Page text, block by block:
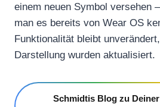
einem neuen Symbol versehen
man es bereits von Wear OS
Funktionalität bleibt
Darstellung wurden aktualisiert.
Schmidtis Blog zu